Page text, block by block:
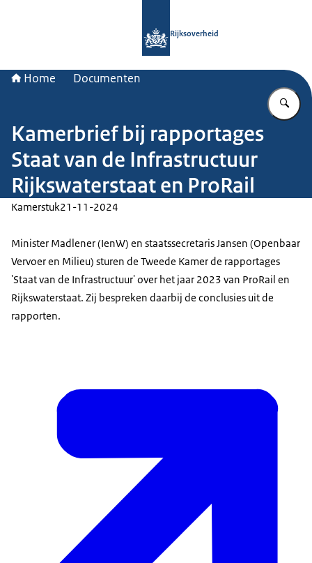
Rijksoverheid
Home Documenten
Kamerbrief bij rapportages
Staat van de Infrastructuur
Rijkswaterstaat en ProRail
Kamerstuk21-11-2024
Minister Madlener (IenW) en staatssecretaris Jansen (Openbaar
Vervoer en Milieu) sturen de Tweede Kamer de rapportages
'Staat van de Infrastructuur' over het jaar 2023 van ProRail en
Rijkswaterstaat. Zij bespreken daarbij de conclusies uit de
rapporten.